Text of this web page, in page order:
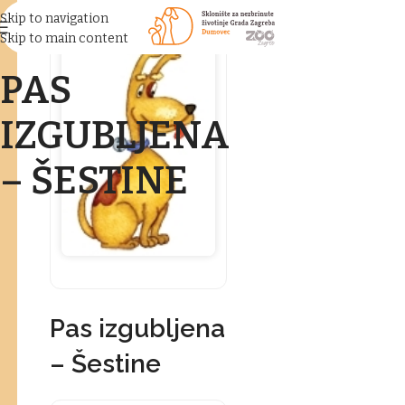
Skip to navigation
Skip to main content
PAS
IZGUBLJENA
– ŠESTINE
Pas izgubljena
– Šestine